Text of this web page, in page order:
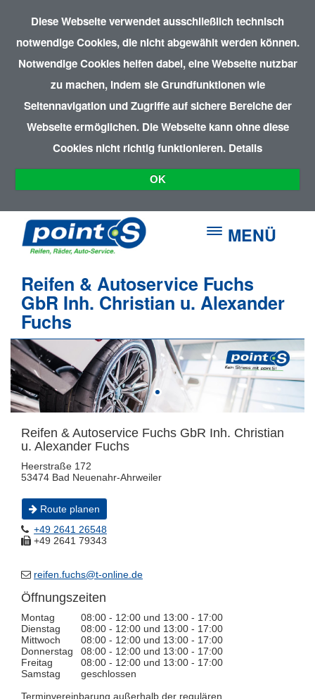
Diese Webseite verwendet ausschließlich technisch
notwendige Cookies, die nicht abgewählt werden können.
Notwendige Cookies helfen dabei, eine Webseite nutzbar
zu machen, indem sie Grundfunktionen wie
Seitennavigation und Zugriffe auf sichere Bereiche der
Webseite ermöglichen. Die Webseite kann ohne diese
Cookies nicht richtig funktionieren. Details
OK
MENÜ
Reifen & Autoservice Fuchs
GbR Inh. Christian u. Alexander
Fuchs
Reifen & Autoservice Fuchs GbR Inh. Christian
u. Alexander Fuchs
Heerstraße 172
53474 Bad Neuenahr-Ahrweiler
Route planen
+49 2641 26548
+49 2641 79343
reifen.fuchs@t-online.de
Öffnungszeiten
Montag
08:00 - 12:00 und 13:00 - 17:00
Dienstag
08:00 - 12:00 und 13:00 - 17:00
Mittwoch
08:00 - 12:00 und 13:00 - 17:00
Donnerstag
08:00 - 12:00 und 13:00 - 17:00
Freitag
08:00 - 12:00 und 13:00 - 17:00
Samstag
geschlossen
Terminvereinbarung außerhalb der regulären